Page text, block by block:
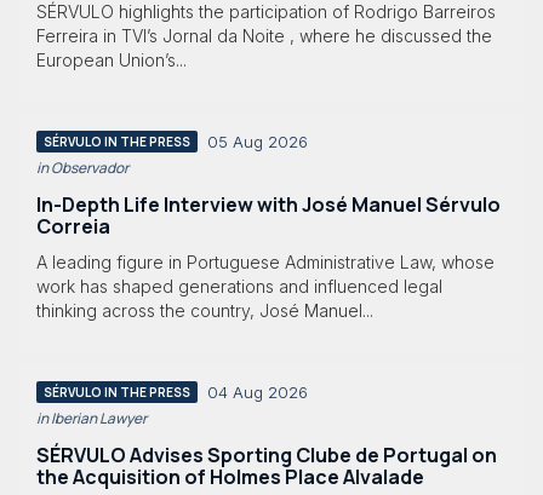
SÉRVULO highlights the participation of Rodrigo Barreiros
Ferreira in TVI’s Jornal da Noite , where he discussed the
European Union’s...
SÉRVULO IN THE PRESS 05 Aug 2026
in Observador
In-Depth Life Interview with José Manuel Sérvulo
Correia
A leading figure in Portuguese Administrative Law, whose
work has shaped generations and influenced legal
thinking across the country, José Manuel...
SÉRVULO IN THE PRESS 04 Aug 2026
in Iberian Lawyer
SÉRVULO Advises Sporting Clube de Portugal on
the Acquisition of Holmes Place Alvalade